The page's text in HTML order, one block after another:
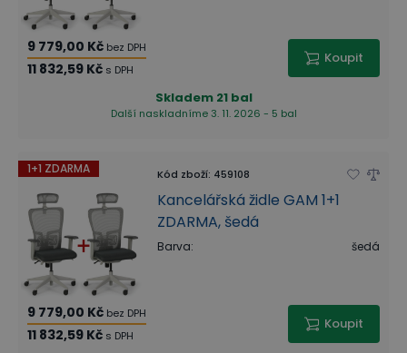
9 779,00 Kč bez DPH
11 832,59 Kč s DPH
Koupit
Skladem 21 bal
Další naskladníme 3. 11. 2026 - 5 bal
1+1 ZDARMA Kód zboží: 459108
Kancelářská židle GAM 1+1
ZDARMA, šedá
Barva: šedá
9 779,00 Kč bez DPH
11 832,59 Kč s DPH
Koupit